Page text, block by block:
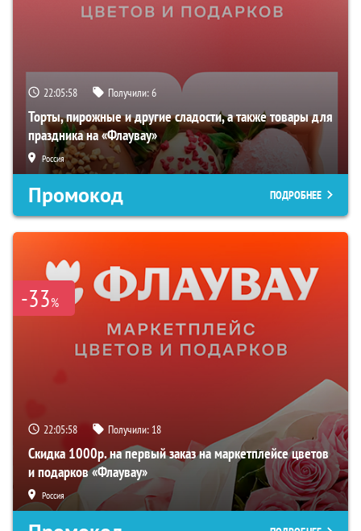
22:05:57 Получили:6
Торты, пирожные и другие сладости, а также товары для
праздника на «Флаувау»
Россия
Промокод ПОДРОБНЕЕ
-33%
22:05:57 Получили: 18
Скидка 1000р. на первый заказ на маркетплейсе цветов
и подарков «Флаувау»
Россия